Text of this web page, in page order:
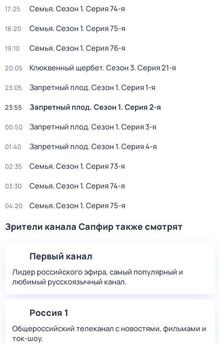
17:25 Семья. Сезон 1. Серия 74-я
18:20 Семья. Сезон 1. Серия 75-я
19:10 Семья. Сезон 1. Серия 76-я
20:05 Клюквенный щербет. Сезон 3. Серия 21-я
23:05 Запретный плод. Сезон 1. Серия 1-я
23:55 Запретный плод. Сезон 1. Серия 2-я
00:50 Запретный плод. Сезон 1. Серия 3-я
01:40 Запретный плод. Сезон 1. Серия 4-я
02:35 Семья. Сезон 1. Серия 73-я
03:30 Семья. Сезон 1. Серия 74-я
04:20 Семья. Сезон 1. Серия 75-я
Зрители канала Сапфир также смотрят
Первый канал
Лидер российского эфира, самый популярный и
любимый русскоязычный канал.
Россия 1
Общероссийский телеканал с новостями, фильмами и
ток-шоу.